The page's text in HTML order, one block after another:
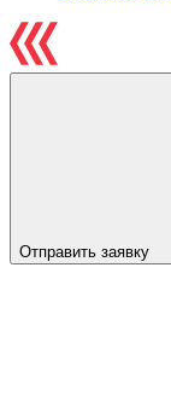
Отправить заявку